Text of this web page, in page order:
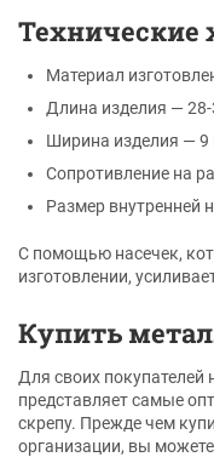
Технические
Материал
Длина изделия —
Ширина изделия —
Сопротивление на
Размер внутренней
С помощью насечек,
изготовлении,
Купить
Для своих
представляет самые
скрепу. Прежде чем
организации, вы